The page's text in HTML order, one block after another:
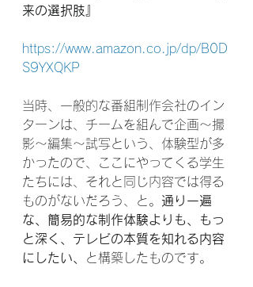
来の選択肢』
https://www.amazon.co.jp/dp/B0D
S9YXQKP
当時、一般的な番組制作会社のイン
ターンは、チームを組んで企画～撮
影～編集～試写という、体験型が多
かったので、ここにやってくる学生
たちには、それと同じ内容では得る
ものがないだろう、と。 通り一遍
な、簡易的な制作体験よりも、もっ
と深く、テレビの本質を知れる内容
にしたい、
と構築したものです。